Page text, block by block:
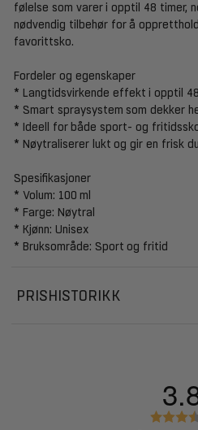
følelse som varer i opptil 48 timer,
nødvendig tilbehør for å
favorittsko.
Fordeler og egenskaper
* Langtidsvirkende effekt i opptil
* Smart spraysystem som dekker
* Ideell for både sport- og
* Nøytraliserer lukt og gir en frisk
Spesifikasjoner
* Volum: 100 ml
* Farge: Nøytral
* Kjønn: Unisex
* Bruksområde: Sport og fritid
PRISHISTORIKK